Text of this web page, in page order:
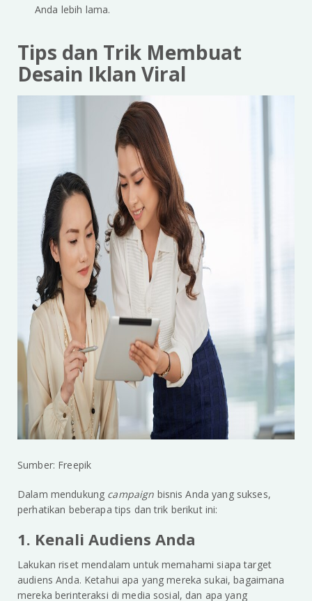
Anda lebih lama.
Tips dan Trik Membuat
Desain Iklan Viral
Sumber: Freepik
Dalam mendukung campaign bisnis Anda yang sukses,
perhatikan beberapa tips dan trik berikut ini:
1. Kenali Audiens Anda
Lakukan riset mendalam untuk memahami siapa target
audiens Anda. Ketahui apa yang mereka sukai, bagaimana
mereka berinteraksi di media sosial, dan apa yang